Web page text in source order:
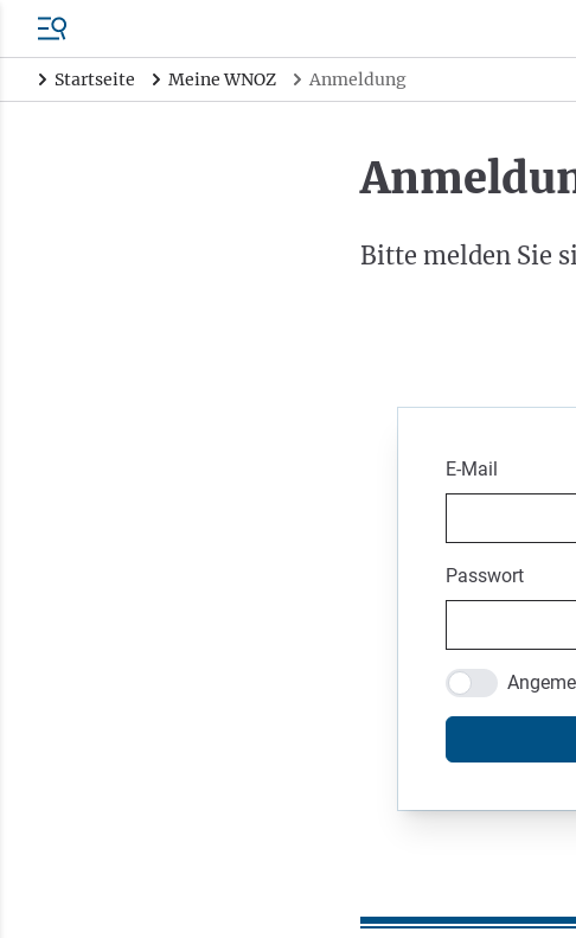
Startseite Meine WNOZ Anmeldung
Bitte melden Sie
E-Mail
Passwort